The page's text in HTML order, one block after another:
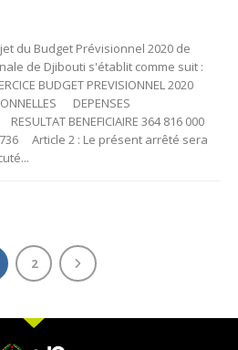
du Budget Prévisionnel 2020 de
de Djibouti s'établit comme suit :
BUDGET PREVISIONNEL 2020
DEPENSES
RESULTAT BENEFICIAIRE 364 816 000
736 Article 2 : Le présent arrêté sera
2